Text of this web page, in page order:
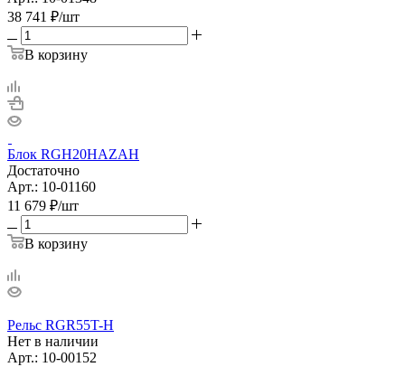
38 741 ₽/шт
В корзину
Блок RGH20HAZAH
Достаточно
Арт.: 10-01160
11 679 ₽/шт
В корзину
Рельс RGR55T-H
Нет в наличии
Арт.: 10-00152